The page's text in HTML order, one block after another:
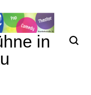
in